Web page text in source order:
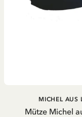
IN DEN
Mütze Michel
MICHEL AUS